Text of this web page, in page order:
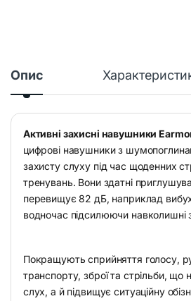
Опис
Активні захисні навушники
цифрові навушники з
захисту слуху під час щоденних
тренувань. Вони здатні
перевищує 82 дБ, наприклад
водночас підсилюючи навколишні
Покращують сприйняття голосу,
транспорту, зброї та стрільби,
слух, а й підвищує ситуаційну